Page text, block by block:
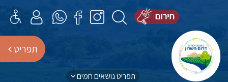
תפריט נושאים חמים
תפריט